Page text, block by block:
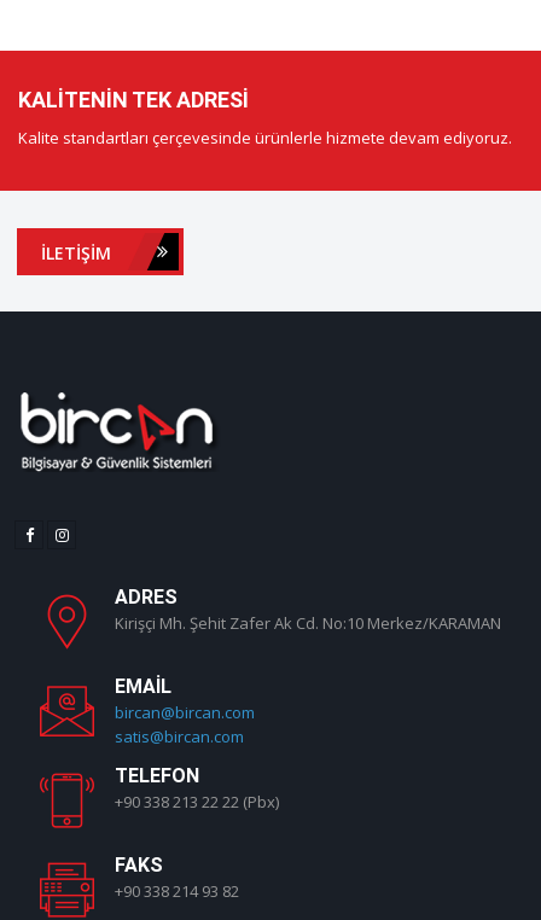
KALITENIN TEK ADRESI
Kalite standartları çerçevesinde ürünlerle hizmete devam ediyoruz.
İLETIŞIM
ADRES
Kirişçi Mh. Şehit Zafer Ak Cd. No:10 Merkez/KARAMAN
EMAIL
bircan@bircan.com
satis@bircan.com
TELEFON
+90 338 213 22 22 (Pbx)
FAKS
+90 338 214 93 82